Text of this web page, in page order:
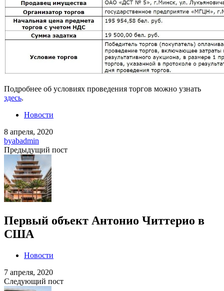
Подробнее об условиях проведения торгов можно узнать
здесь.
Новости
8 апреля, 2020
byabadmin
Предыдущий пост
Первый объект Антонио Читтерио в
США
Новости
7 апреля, 2020
Следующий пост